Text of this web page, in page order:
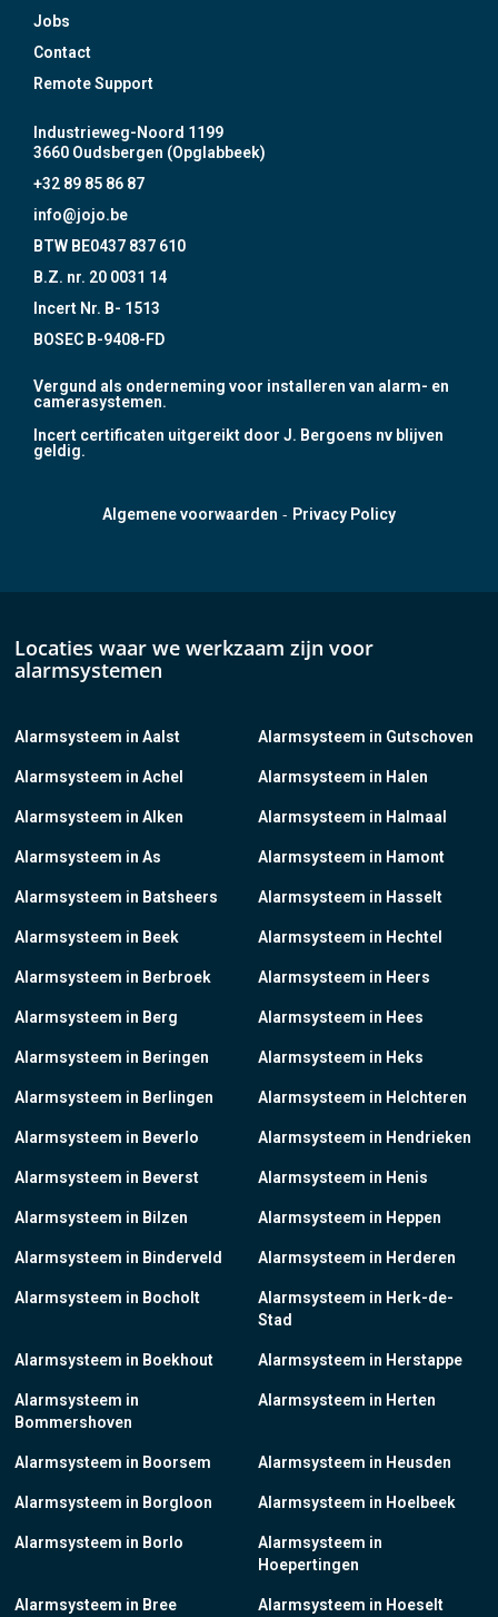
Jobs
Contact
Remote Support
Industrieweg-Noord 1199
3660 Oudsbergen (Opglabbeek)
+32 89 85 86 87
info@jojo.be
BTW BE0437 837 610
B.Z. nr. 20 0031 14
Incert Nr. B- 1513
BOSEC B-9408-FD
Vergund als onderneming voor installeren van alarm- en
camerasystemen.
Incert certificaten uitgereikt door J. Bergoens nv blijven
geldig.
Algemene voorwaarden - Privacy Policy
Locaties waar we werkzaam zijn voor
alarmsystemen
Alarmsysteem in Aalst
Alarmsysteem in Achel
Alarmsysteem in Alken
Alarmsysteem in As
Alarmsysteem in Batsheers
Alarmsysteem in Beek
Alarmsysteem in Berbroek
Alarmsysteem in Berg
Alarmsysteem in Beringen
Alarmsysteem in Berlingen
Alarmsysteem in Beverlo
Alarmsysteem in Beverst
Alarmsysteem in Bilzen
Alarmsysteem in Binderveld
Alarmsysteem in Bocholt
Alarmsysteem in Boekhout
Alarmsysteem in
Bommershoven
Alarmsysteem in Boorsem
Alarmsysteem in Borgloon
Alarmsysteem in Borlo
Alarmsysteem in Bree
Alarmsysteem in Gutschoven
Alarmsysteem in Halen
Alarmsysteem in Halmaal
Alarmsysteem in Hamont
Alarmsysteem in Hasselt
Alarmsysteem in Hechtel
Alarmsysteem in Heers
Alarmsysteem in Hees
Alarmsysteem in Heks
Alarmsysteem in Helchteren
Alarmsysteem in Hendrieken
Alarmsysteem in Henis
Alarmsysteem in Heppen
Alarmsysteem in Herderen
Alarmsysteem in Herk-de-
Stad
Alarmsysteem in Herstappe
Alarmsysteem in Herten
Alarmsysteem in Heusden
Alarmsysteem in Hoelbeek
Alarmsysteem in
Hoepertingen
Alarmsysteem in Hoeselt